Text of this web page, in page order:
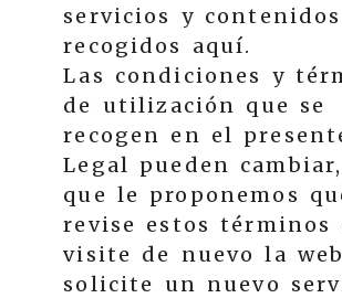
servicios y contenidos
recogidos aquí.
Las condiciones y
de utilización que se
recogen en el
Legal pueden
que le proponemos
revise estos términos
visite de nuevo la
solicite un nuevo